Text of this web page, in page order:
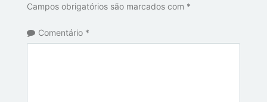
Campos obrigatórios são marcados com *
Comentário *